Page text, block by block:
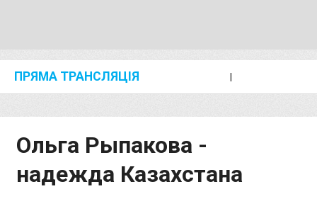
ПРЯМА ТРАНСЛЯЦІЯ I
Ольга Рыпакова -
надежда Казахстана